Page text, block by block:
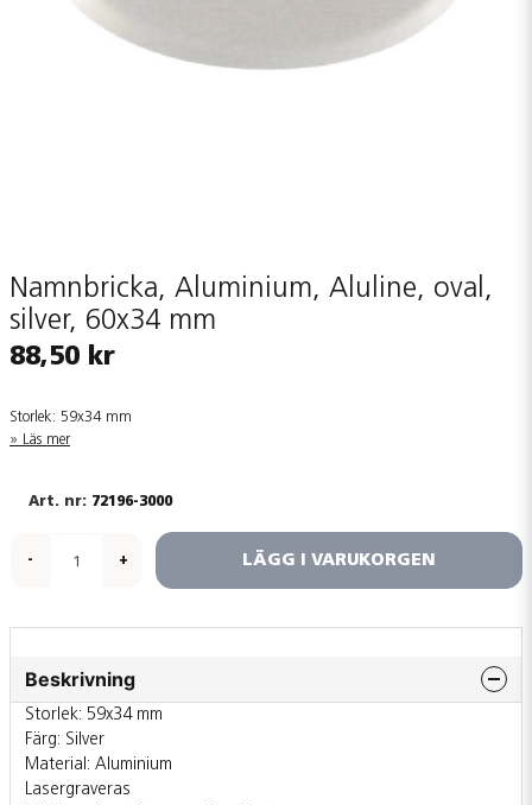
Namnbricka, Aluminium, Aluline, oval,
silver, 60x34 mm
88,50 kr
Storlek: 59x34 mm
Läs mer
72196-3000
- + LÄGG I VARUKORGEN
Beskrivning
Storlek: 59x34 mm
Färg: Silver
Material: Aluminium
Lasergraveras